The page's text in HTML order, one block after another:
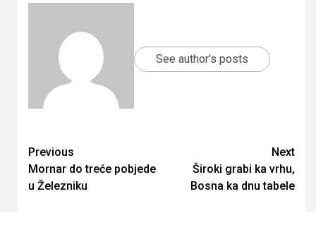
See author's posts
Continue
Reading
Previous
Mornar do treće pobjede
u Železniku
Next
Široki grabi ka vrhu,
Bosna ka dnu tabele